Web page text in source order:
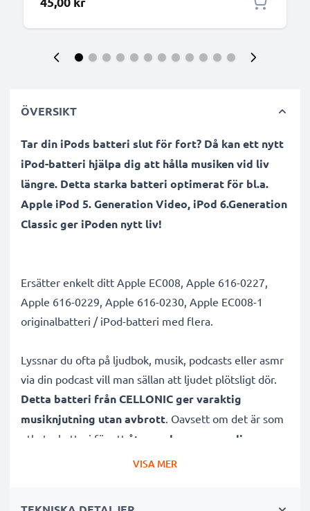
ÖVERSIKT
Tar din iPods batteri slut för fort? Då kan ett nytt
iPod-batteri hjälpa dig att hålla musiken vid liv
längre. Detta starka batteri optimerat för bl.a.
Apple iPod 5. Generation Video, iPod 6.Generation
Classic ger iPoden nytt liv!
Ersätter enkelt ditt Apple EC008, Apple 616-0227,
Apple 616-0229, Apple 616-0230, Apple EC008-1
originalbatteri / iPod-batteri med flera.
Lyssnar du ofta på ljudbok, musik, podcasts eller asmr
via din podcast vill man sällan att ljudet plötsligt dör.
Detta batteri från CELLONIC ger varaktig
musiknjutning utan avbrott. Oavsett om det är som
utbytesbatteri för att återge den ursprungliga
till MP3-spelaren eller som reservbatteri
VISA MER